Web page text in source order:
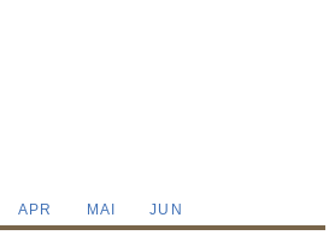
APR MAI JUN